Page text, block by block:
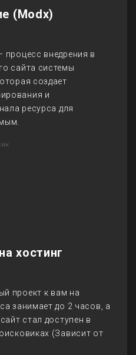
(Modx)
процесс внедрения в
сайта системы
создает
и
ресурса для
хостинг
проект к вам на
занимает до 2 часов, а
стал доступен в
(Зависит от